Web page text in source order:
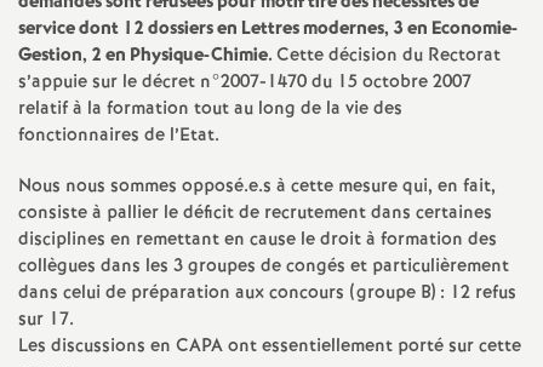
e
s
n
s
e
service dont 12 dossiers en Lettres modernes, 3 en Economie-
Gestion, 2 en Physique-Chimie.Cette décision du Rectorat
s’appuie sur le décret n°2007-1470 du 15 octobre 2007
relatif à la formation tout au long de la vie des
fonctionnaires de l’Etat.
Nous nous sommes opposé.e.s à cette mesure qui, en fait,
consiste à pallier le déficit de recrutement dans certaines
disciplines en remettant en cause le droit à formation des
collègues dans les 3 groupes de congés et particulièrement
dans celui de préparation aux concours (groupe B) : 12 refus
sur 17.
Les discussions en CAPAont essentiellement porté sur cette